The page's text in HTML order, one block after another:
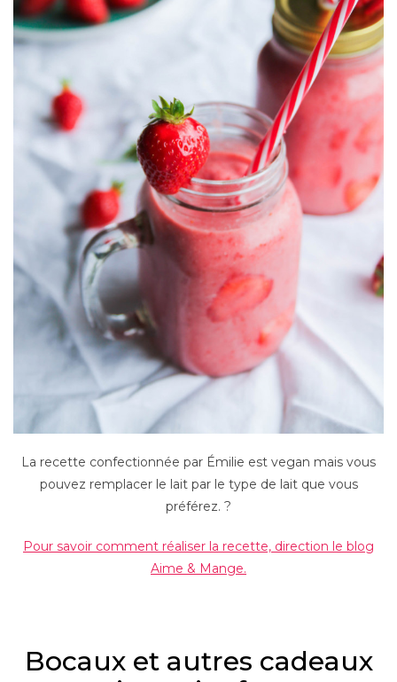
La recette confectionnée par Émilie est vegan mais vous
pouvez remplacer le lait par le type de lait que vous
préférez. ?
Pour savoir comment réaliser la recette, direction le blog
Aime & Mange.
Bocaux et autres cadeaux